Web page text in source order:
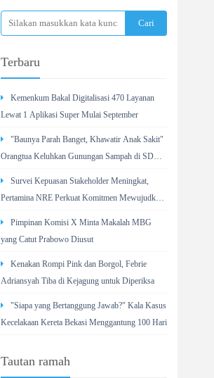
Terbaru
Kemenkum Bakal Digitalisasi 470 Layanan
Lewat 1 Aplikasi Super Mulai September
"Baunya Parah Banget, Khawatir Anak Sakit"
Orangtua Keluhkan Gunungan Sampah di SDN
Survei Kepuasan Stakeholder Meningkat,
Pertamina NRE Perkuat Komitmen Mewujudkan
Pimpinan Komisi X Minta Makalah MBG
yang Catut Prabowo Diusut
Kenakan Rompi Pink dan Borgol, Febrie
Adriansyah Tiba di Kejagung untuk Diperiksa
"Siapa yang Bertanggung Jawab?" Kala Kasus
Kecelakaan Kereta Bekasi Menggantung 100 Hari
Tautan ramah